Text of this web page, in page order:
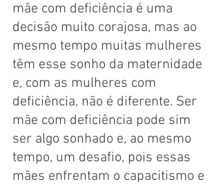
mãe com deficiência é uma
decisão muito corajosa, mas ao
mesmo tempo muitas mulheres
têm esse sonho da maternidade
e, com as mulheres com
deficiência, não é diferente. Ser
mãe com deficiência pode sim
ser algo sonhado e, ao mesmo
tempo, um desafio, pois essas
mães enfrentam o capacitismo e